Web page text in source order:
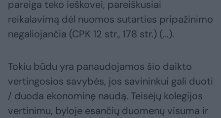
pareiga teko ieškovei, pareiškusiai
reikalavimą dėl nuomos sutarties pripažinimo
negaliojančia (CPK 12 str., 178 str.) (...).
Tokiu būdu yra panaudojamos šio daikto
vertingosios savybės, jos savininkui gali duoti
/ duoda ekonominę naudą. Teisėjų kolegijos
vertinimu, byloje esančių duomenų visuma ir